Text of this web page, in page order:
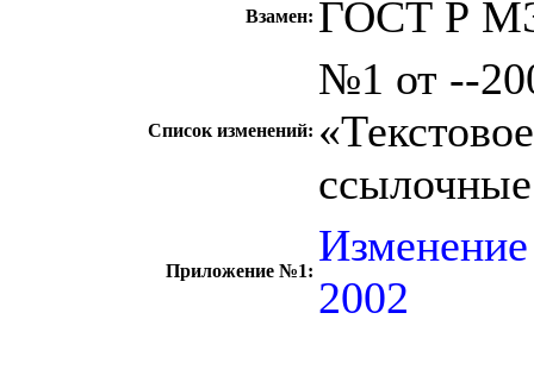
Взамен: ГОСТ Р
Список изменений:
№1 от --
Приложение №1:
2002